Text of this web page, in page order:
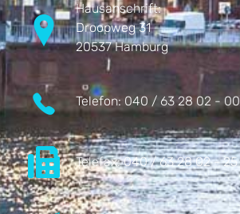
Hausanschrift:
Droopweg 31
20537 Hamburg
Telefon: 040 / 63 28 02 - 00
Telefax:040 / 63 28 02 - 25